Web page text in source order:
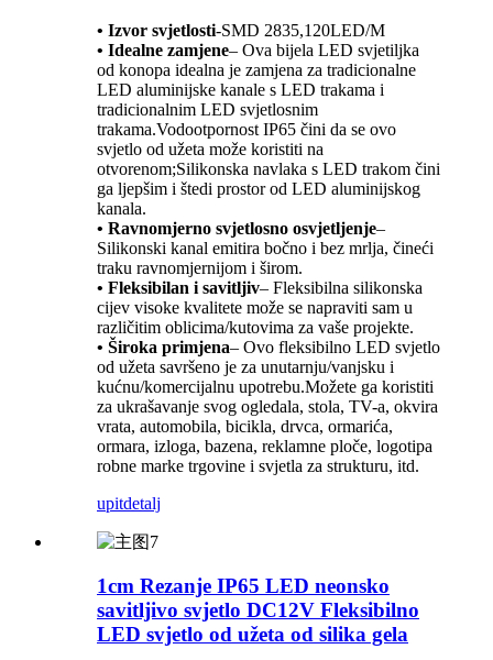
• Izvor svjetlosti-SMD 2835,120LED/M
• Idealne zamjene– Ova bijela LED svjetiljka
od konopa idealna je zamjena za tradicionalne
LED aluminijske kanale s LED trakama i
tradicionalnim LED svjetlosnim
trakama.Vodootpornost IP65 čini da se ovo
svjetlo od užeta može koristiti na
otvorenom;Silikonska navlaka s LED trakom čini
ga ljepšim i štedi prostor od LED aluminijskog
kanala.
• Ravnomjerno svjetlosno osvjetljenje–
Silikonski kanal emitira bočno i bez mrlja, čineći
traku ravnomjernijom i širom.
• Fleksibilan i savitljiv– Fleksibilna silikonska
cijev visoke kvalitete može se napraviti sam u
različitim oblicima/kutovima za vaše projekte.
• Široka primjena– Ovo fleksibilno LED svjetlo
od užeta savršeno je za unutarnju/vanjsku i
kućnu/komercijalnu upotrebu.Možete ga koristiti
za ukrašavanje svog ogledala, stola, TV-a, okvira
vrata, automobila, bicikla, drvca, ormarića,
ormara, izloga, bazena, reklamne ploče, logotipa
robne marke trgovine i svjetla za strukturu, itd.
upitdetalj
1cm Rezanje IP65 LED neonsko
savitljivo svjetlo DC12V Fleksibilno
LED svjetlo od užeta od silika gela